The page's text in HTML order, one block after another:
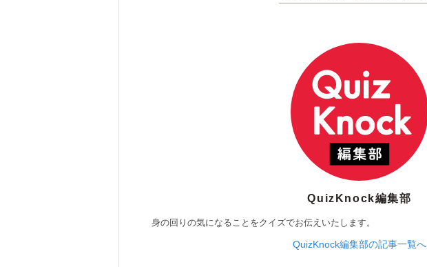
QuizKnock編集部
身の回りの気になることをクイズでお伝えいたします。
QuizKnock編集部の記事一覧へ